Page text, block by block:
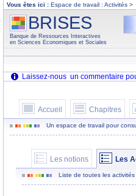
Vous êtes ici : Espace de travail : Activités >
BRISES
Banque de Ressources Interactives
en Sciences Economiques et Sociales
Accueil Chapitres
Un espace de travail pour
Les notions Les
Liste de toutes les